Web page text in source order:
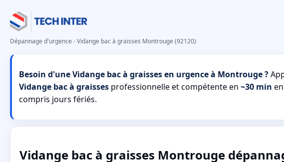
Dépannage d'urgence - Vidange bac à graisses Montrouge (92120)
Besoin d'une Vidange bac à graisses en urgence à Montrouge ?
Vidange bac à graisses professionnelle et compétente en ~30 min
compris jours fériés.
Vidange bac à graisses Montrouge